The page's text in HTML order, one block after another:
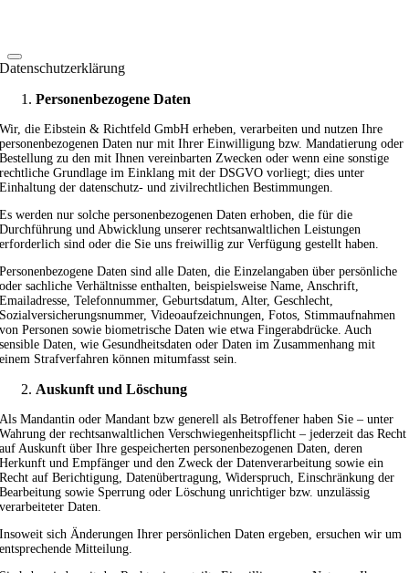
Datenschutzerklärung
Personenbezogene Daten
Wir, die Eibstein & Richtfeld GmbH erheben, verarbeiten und nutzen Ihre
personenbezogenen Daten nur mit Ihrer Einwilligung bzw. Mandatierung oder
Bestellung zu den mit Ihnen vereinbarten Zwecken oder wenn eine sonstige
rechtliche Grundlage im Einklang mit der DSGVO vorliegt; dies unter
Einhaltung der datenschutz- und zivilrechtlichen Bestimmungen.
Es werden nur solche personenbezogenen Daten erhoben, die für die
Durchführung und Abwicklung unserer rechtsanwaltlichen Leistungen
erforderlich sind oder die Sie uns freiwillig zur Verfügung gestellt haben.
Personenbezogene Daten sind alle Daten, die Einzelangaben über persönliche
oder sachliche Verhältnisse enthalten, beispielsweise Name, Anschrift,
Emailadresse, Telefonnummer, Geburtsdatum, Alter, Geschlecht,
Sozialversicherungsnummer, Videoaufzeichnungen, Fotos, Stimmaufnahmen
von Personen sowie biometrische Daten wie etwa Fingerabdrücke. Auch
sensible Daten, wie Gesundheitsdaten oder Daten im Zusammenhang mit
einem Strafverfahren können mitumfasst sein.
Auskunft und Löschung
Als Mandantin oder Mandant bzw generell als Betroffener haben Sie – unter
Wahrung der rechtsanwaltlichen Verschwiegenheitspflicht – jederzeit das Recht
auf Auskunft über Ihre gespeicherten personenbezogenen Daten, deren
Herkunft und Empfänger und den Zweck der Datenverarbeitung sowie ein
Recht auf Berichtigung, Datenübertragung, Widerspruch, Einschränkung der
Bearbeitung sowie Sperrung oder Löschung unrichtiger bzw. unzulässig
verarbeiteter Daten.
Insoweit sich Änderungen Ihrer persönlichen Daten ergeben, ersuchen wir um
entsprechende Mitteilung.